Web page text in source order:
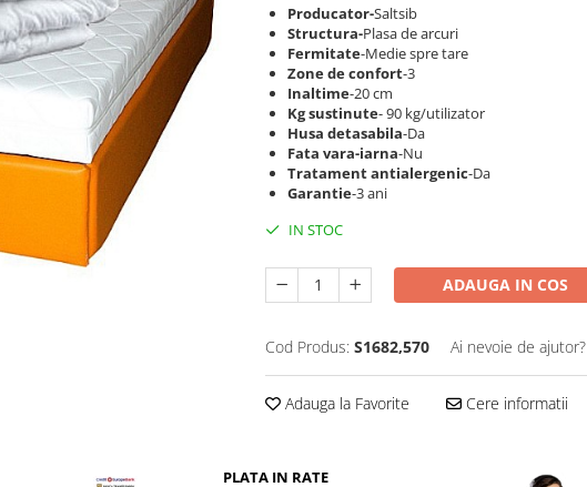
Producator-Saltsib
Structura-Plasa de arcuri
Fermitate-Medie spre tare
Zone de confort-3
Inaltime-20 cm
Kg sustinute- 90 kg/utilizator
Husa detasabila-Da
Fata vara-iarna-Nu
Tratament antialergenic-Da
Garantie-3 ani
IN STOC
ADAUGA IN COS
Cod Produs: S1682,570 Ai nevoie de ajutor?
Adauga la Favorite Cere informatii
PLATA IN RATE